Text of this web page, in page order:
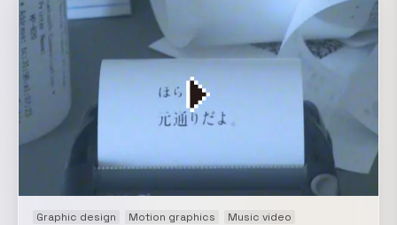
Graphic design Motion graphics Music video